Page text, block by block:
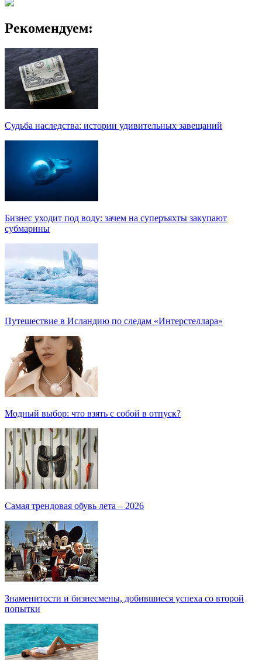
Рекомендуем:
Судьба наследства: истории удивительных завещаний
Бизнес уходит под воду: зачем на суперъяхты закупают
субмарины
Путешествие в Исландию по следам «Интерстеллара»
Модный выбор: что взять с собой в отпуск?
Самая трендовая обувь лета – 2026
Знаменитости и бизнесмены, добившиеся успеха со второй
попытки